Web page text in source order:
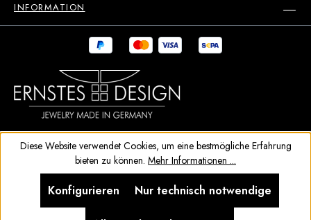
INFORMATION
Diese Website verwendet Cookies, um eine bestmögliche Erfahrung
bieten zu können. Mehr Informationen ...
Nur technisch notwendige
Konfigurieren